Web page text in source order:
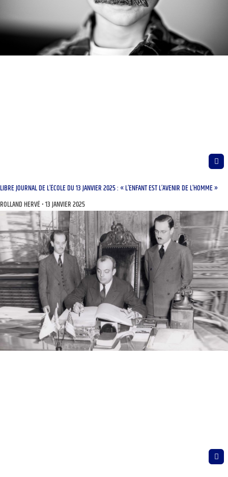
LIBRE JOURNAL DE L’ÉCOLE DU 13 JANVIER 2025 : « L’ENFANT EST L’AVENIR DE L’HOMME »
ROLLAND HERVÉ 13 JANVIER 2025